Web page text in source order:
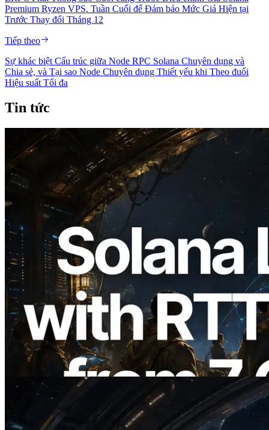
Premium Ryzen VPS. Tuần Cuối để Đảm bảo Mức Giá Hiện tại
Trước Thay đổi Tháng 12
Tiếp theo
Sự khác biệt Cấu trúc giữa Node RPC Solana Chuyên dụng và
Chia sẻ, và Tại sao Node Chuyên dụng Thiết yếu khi Theo đuổi
Hiệu suất Tối đa
Tin tức
2026.08.05
ERPC mở rộng Solana Leader Slot API
với phép đo ping từ 7 khu vực toàn cầu —
Validators Information API cũng chính
thức ra mắt
Đọc bài viết này